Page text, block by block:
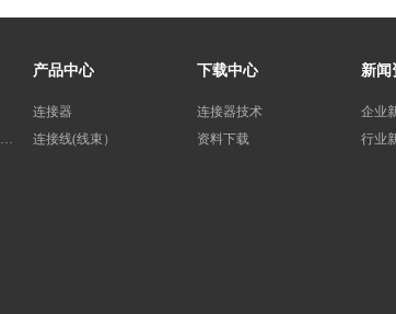
新能源汽车大功率充电桩应用
产品中心
连接器
连接线(线束）
下载中心
连接器技术
资料下载
新闻
企业
行业